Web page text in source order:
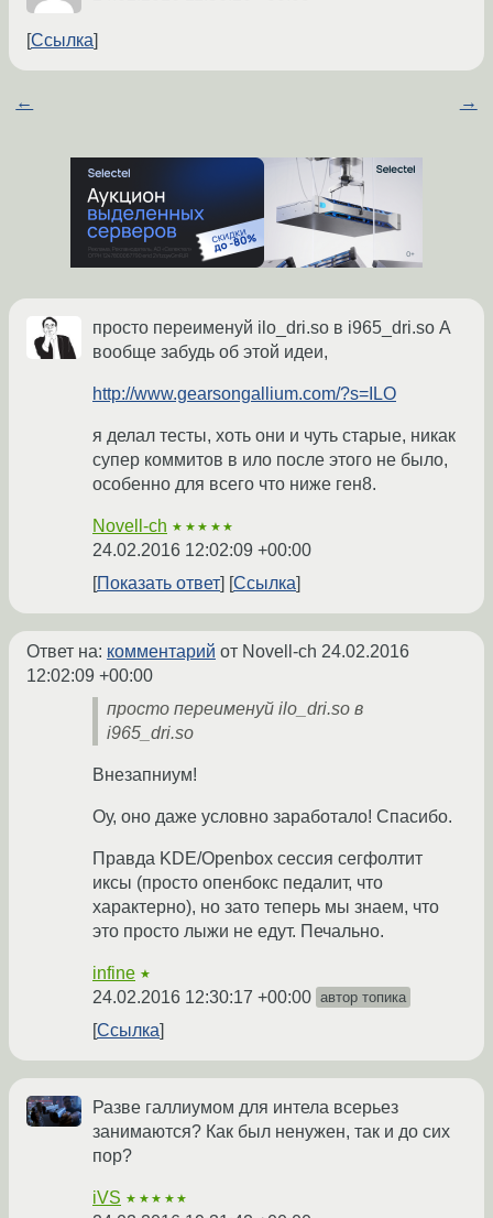
Ссылка
← →
просто переименуй ilo_dri.so в i965_dri.so А
вообще забудь об этой идеи,
http://www.gearsongallium.com/?s=ILO
я делал тесты, хоть они и чуть старые, никак
супер коммитов в ило после этого не было,
особенно для всего что ниже ген8.
Novell-ch ★★★★★
24.02.2016 12:02:09 +00:00
Показать ответ
Ссылка
Ответ на: комментарий от Novell-ch 24.02.2016
12:02:09 +00:00
просто переименуй ilo_dri.so в
i965_dri.so
Внезапниум!
Оу, оно даже условно заработало! Спасибо.
Правда KDE/Openbox сессия сегфолтит
иксы (просто опенбокс педалит, что
характерно), но зато теперь мы знаем, что
это просто лыжи не едут. Печально.
infine ★
24.02.2016 12:30:17 +00:00 автор топика
Ссылка
Разве галлиумом для интела всерьез
занимаются? Как был ненужен, так и до сих
пор?
iVS ★★★★★